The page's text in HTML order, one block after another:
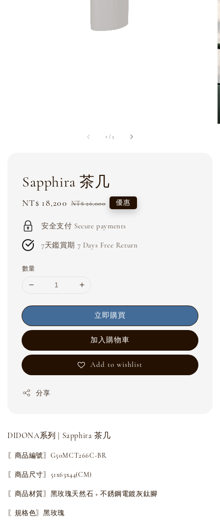
1 /5
Sapphira 茶几
Sale
NT$ 18,200 Regular
NT$ 26,000 優惠
安全支付 Secure payments
7天鑑賞期 7 Days Free Return
數量
立即購買
加入購物車
Add to wishlist
分享
DIDONA系列 | Sapphira 茶几
〖商品編號〗G50MCT266C-BR
〖商品尺寸〗51x63x44(CM)
〖商品材質〗黑玫瑰天然石 + 不銹鋼電鍍灰鈦腳
〖規格色〗黑玫瑰